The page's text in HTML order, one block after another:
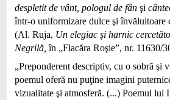
despletit de vânt, pologul de fân şi
într-o uniformizare dulce şi învăluitoare
(Al. Ruja, Un elegiac şi harnic
Negrilă, în „Flacăra Roşie”, nr. 11630/
„Preponderent descriptiv, cu o sobră şi
poemul oferă nu puţine imagini
vizualitate şi atmosferă. (...) Poemul lui